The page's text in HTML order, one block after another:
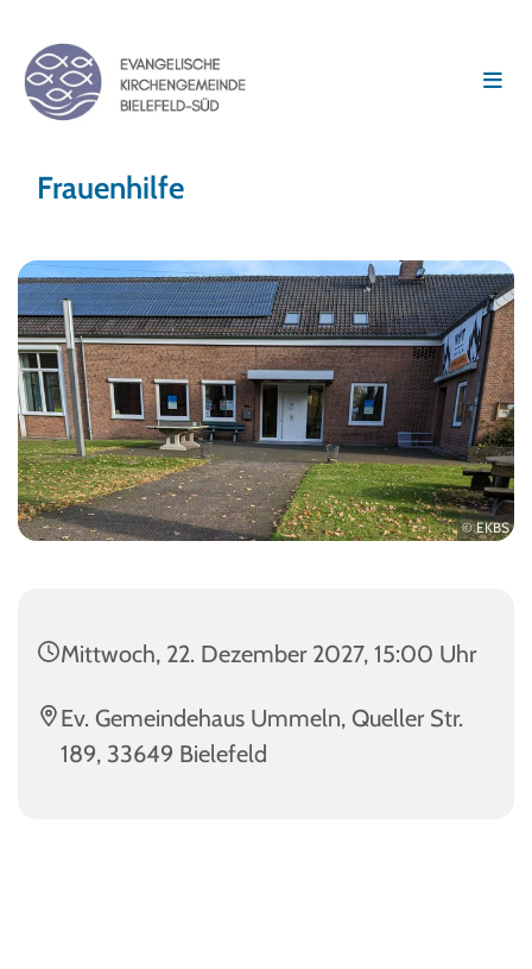
Frauenhilfe
© EKBS
Mittwoch, 22. Dezember 2027, 15:00 Uhr
Ev. Gemeindehaus Ummeln, Queller Str.
189, 33649 Bielefeld